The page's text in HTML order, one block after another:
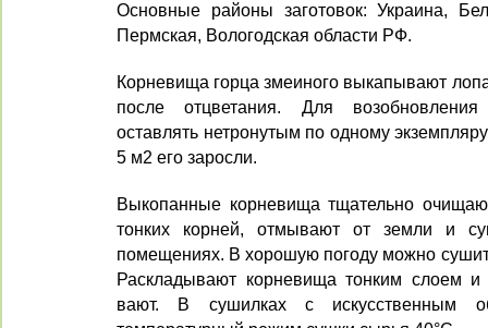
Основные районы заготовок: Украина,
Перм­ская, Вологодская области РФ.
Корневища горца змеиного выка­пывают
после отцветания. Для
оставлять нетро­нутым по одному
5 м2 его заросли.
Выкопанные корневища тщательно
тонких корней, отмывают от земли и
помещениях. В хоро­шую погоду можно
Раскладывают корневища тонким слоем
вают. В сушилках с искусственным